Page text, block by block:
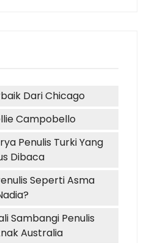
Dari Chicago
Campobello
Penulis Turki Yang
Dibaca
Seperti Asma
Sambangi Penulis
Australia